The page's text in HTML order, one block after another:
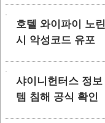
호텔 와이파이 노
시 악성코드 유포
샤이니헌터스 정
템 침해 공식 확인